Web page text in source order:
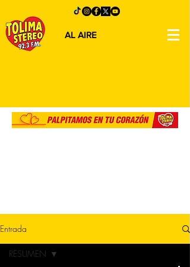
AL AIRE
Entrada
RESUMEN